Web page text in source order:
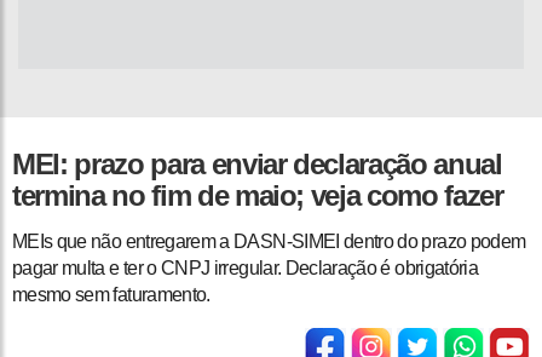
MEI: prazo para enviar declaração anual
termina no fim de maio; veja como fazer
MEIs que não entregarem a DASN-SIMEI dentro do prazo podem
pagar multa e ter o CNPJ irregular. Declaração é obrigatória
mesmo sem faturamento.